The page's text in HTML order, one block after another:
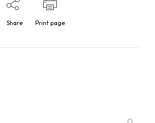
Share Print page